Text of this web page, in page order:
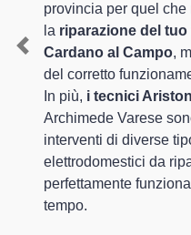
provincia per quel
la riparazione del
Cardano al Campo,
del corretto
In più, i tecnici
Archimede Varese
interventi di diverse
elettrodomestici da
perfettamente
tempo.
Previous